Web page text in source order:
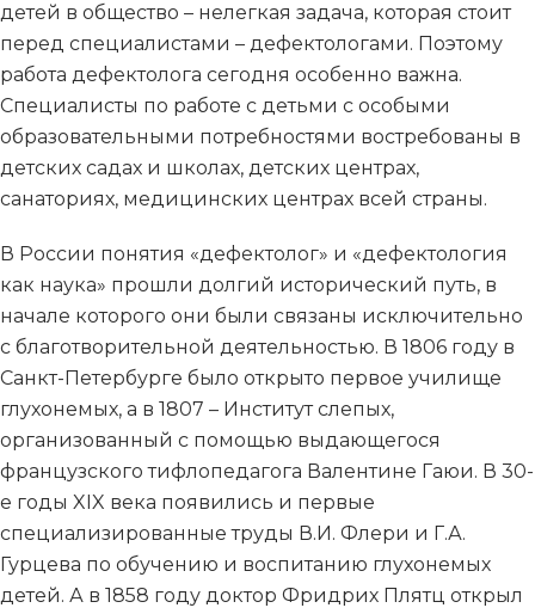
детей в общество – нелегкая задача, которая стоит
перед специалистами – дефектологами. Поэтому
работа дефектолога сегодня особенно важна.
Специалисты по работе с детьми с особыми
образовательными потребностями востребованы в
детских садах и школах, детских центрах,
санаториях, медицинских центрах всей страны.
В России понятия «дефектолог» и «дефектология
как наука» прошли долгий исторический путь, в
начале которого они были связаны исключительно
с благотворительной деятельностью. В 1806 году в
Санкт-Петербурге было открыто первое училище
глухонемых, а в 1807 – Институт слепых,
организованный с помощью выдающегося
французского тифлопедагога Валентине Гаюи. В 30-
е годы XIX века появились и первые
специализированные труды В.И. Флери и Г.А.
Гурцева по обучению и воспитанию глухонемых
детей. А в 1858 году доктор Фридрих Плятц открыл